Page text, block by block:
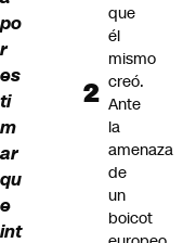
po
r
es
ti
m
ar
qu
e
int
que
él
mismo
creó.
Ante
la
amenaza
de
un
boicot